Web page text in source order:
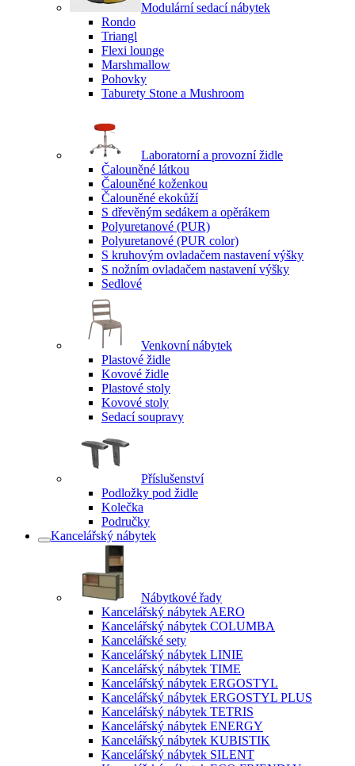
Modulární sedací nábytek
Rondo
Triangl
Flexi lounge
Marshmallow
Pohovky
Taburety Stone a Mushroom
Laboratorní a provozní židle
Čalouněné látkou
Čalouněné koženkou
Čalouněné ekokůží
S dřevěným sedákem a opěrákem
Polyuretanové (PUR)
Polyuretanové (PUR color)
S kruhovým ovladačem nastavení výšky
S nožním ovladačem nastavení výšky
Sedlové
Venkovní nábytek
Plastové židle
Kovové židle
Plastové stoly
Kovové stoly
Sedací soupravy
Příslušenství
Podložky pod židle
Kolečka
Područky
Kancelářský nábytek
Nábytkové řady
Kancelářský nábytek AERO
Kancelářský nábytek COLUMBA
Kancelářské sety
Kancelářský nábytek LINIE
Kancelářský nábytek TIME
Kancelářský nábytek ERGOSTYL
Kancelářský nábytek ERGOSTYL PLUS
Kancelářský nábytek TETRIS
Kancelářský nábytek ENERGY
Kancelářský nábytek KUBISTIK
Kancelářský nábytek SILENT